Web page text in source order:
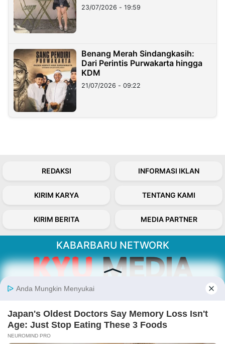
23/07/2026 - 19:59
Benang Merah Sindangkasih:
Dari Perintis Purwakarta hingga
KDM
21/07/2026 - 09:22
REDAKSI INFORMASI IKLAN
KIRIM KARYA TENTANG KAMI
KIRIM BERITA MEDIA PARTNER
KABARBARU NETWORK
Kabarbaru.co menyajikan berita aktual dan
inspiratif dari sudut pandang berbaik sangka